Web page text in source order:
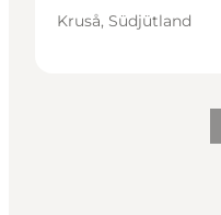
Kruså, Südjütland